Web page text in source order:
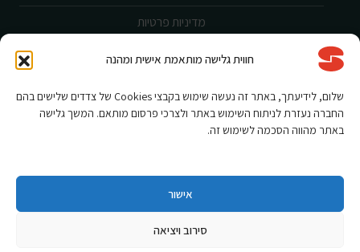
חווית גלישה מותאמת אישית ומהנה
שלום, לידיעתך, באתר זה נעשה שימוש בקבצי Cookies של צדדים שלישים בהם
החברה נעזרת לניתוח השימוש באתר ולצרכי פרסום מותאם. המשך גלישה
באתר מהווה הסכמה לשימוש זה.
אישור
סירוב ויציאה
מדיניות פרטיות
ביטול עסקה
הצהרת נגישות